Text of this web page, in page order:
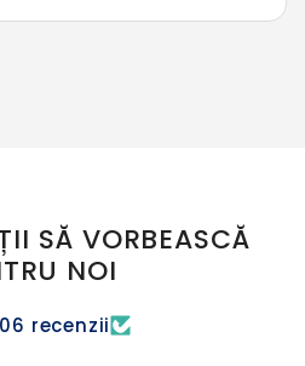
SĂ VORBEASCĂ
NOI
recenzii